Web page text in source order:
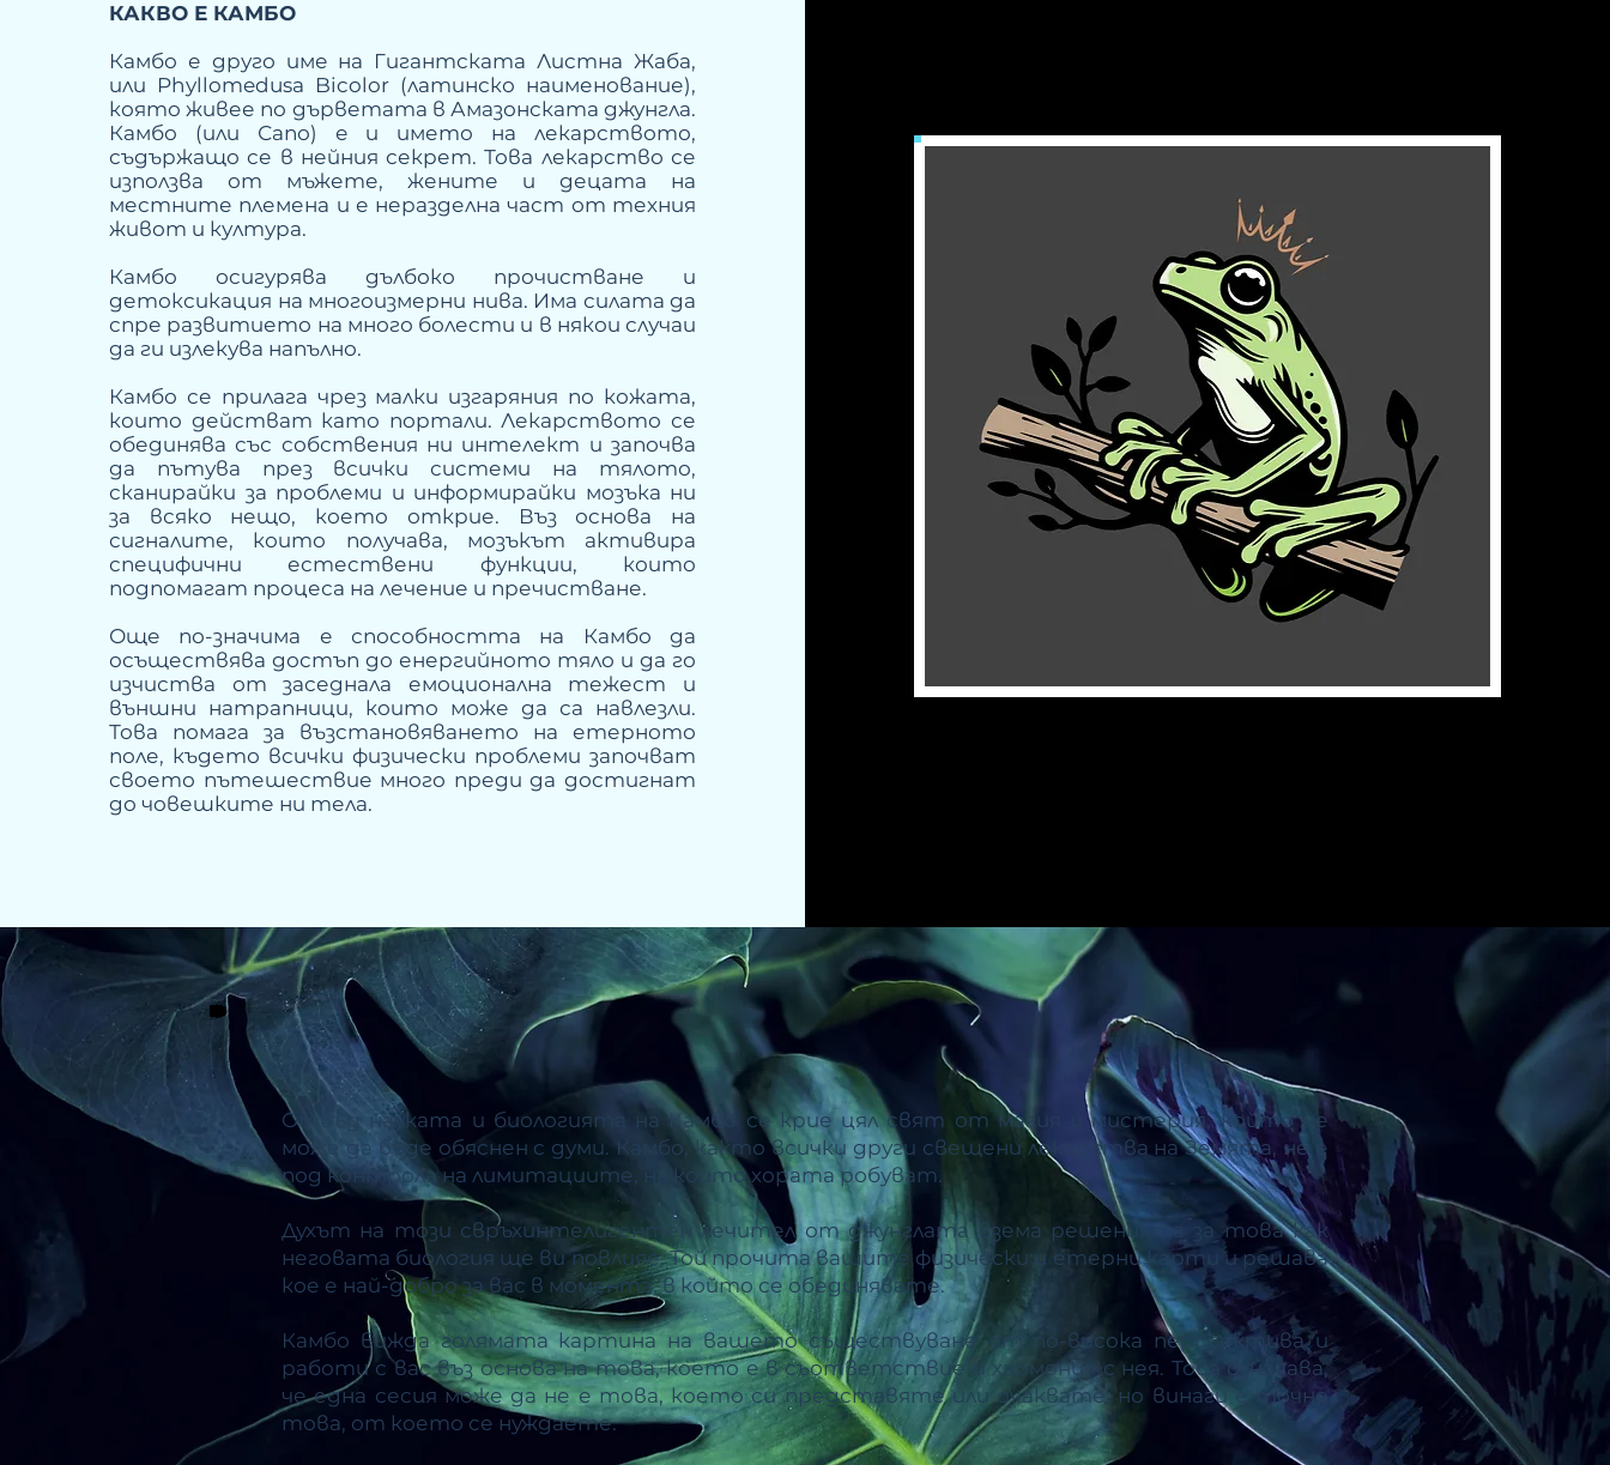
КАКВО Е КАМБО
Камбо е друго име на Гигантската Листна Жаба,
или Phyllomedusa Bicolor (латинско наименование),
която живее по дърветата в Амазонската джунгла.
Камбо (или Сапо) е и името на лекарството,
съдържащо се в нейния секрет. Това лекарство се
използва от мъжете, жените и децата на
местните племена и е неразделна част от техния
живот и култура.
Камбо осигурява дълбоко прочистване и
детоксикация на многоизмерни нива. Има силата да
спре развитието на много болести и в някои случаи
да ги излекува напълно.
Камбо се прилага чрез малки изгаряния по кожата,
които действат като портали. Лекарството се
обединява със собствения ни интелект и започва
да пътува през всички системи на тялото,
сканирайки за проблеми и информирайки мозъка ни
за всяко нещо, което открие.
Въз основа на
сигналите, които получава, мозъкът активира
специфични естествени функции, които
подпомагат процеса на лечение и пречистване.
Още по-значима е способността на Камбо да
осъществява достъп до енергийното тяло и да го
изчиства от заседнала емоционална тежест и
външни натрапници, които може да са навлезли.
Това помага за възстановяването на етерното
поле, където всички физически проблеми започват
своето пътешествие много преди да достигнат
до човешките ни тела.
Отвъд науката и биологията на Камбо се крие цял свят от магия и мистерия, който не
може да бъде обяснен с думи. Камбо, както всички други свещени лекарства на Земята, не е
под контрола на лимитациите, на които хората робуват.
Духът на този свръхинтелигентен лечител от джунглата взема решенията за това как
неговата биология ще ви повлияе. Той прочита вашите физически и етерни карти и решава
кое е най-добро за вас в момента, в който се обединявате.
Камбо вижда голямата картина на вашето съществуване от по-висока перспектива и
работи с вас въз основа на това, което е в съответствие и хармония с нея. Това означава,
че една сесия може да не е това, което си представяте или очаквате, но винаги е точно
това, от което се нуждаете.